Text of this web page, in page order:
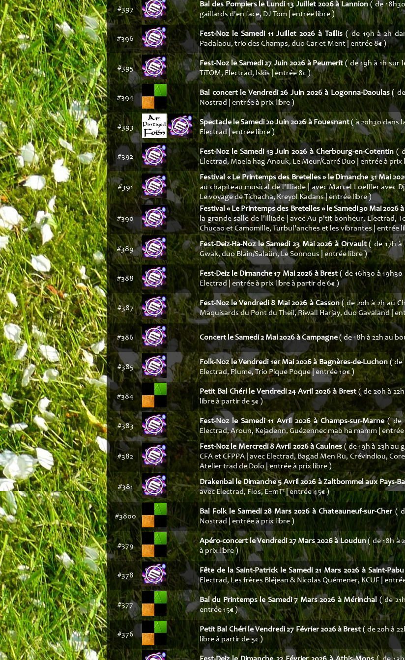
#397
Bal des Pompiers le Lundi 13 Juillet 2026 à Lannion( de
gaillards d'en face, DJ Tom | entrée libre )
#396
Fest-Noz le Samedi 11 Juillet 2026 à Taillis ( de 19h à 2h
Padalaou, trio des Champs, duo Car et Ment | entrée 8€ )
#395
Fest-Noz le Samedi 27 Juin 2026 à Peumerit( de 19h à 1h sur
TiTOM, Electrad, Iskis | entrée 8€ )
#394
Bal concert le Vendredi 26 Juin 2026 à Logonna-Daoulas( de
Nostrad | entrée à prix libre )
#393
Spectacle le Samedi 20 Juin 2026 à Fouesnant( à 20h30 dans
Electrad | entrée libre )
#392
Fest-Noz le Samedi 13 Juin 2026 à Cherbourg-en-Cotentin(
Electrad, Maela hag Anouk, Le Meur/Carré Duo | entrée à prix
#391
Festival « Le Printemps des Bretelles » le Dimanche 31 Mai
au chapiteau musical de l'Illiade | avec Marcel Loeffler avec
Le voyage de Tichacha, Kreyol Kadans | entrée libre )
#390
Festival « Le Printemps des Bretelles » le Samedi 30 Mai 2026
la grande salle de l'Illiade | avec Au p'tit bonheur, Electrad,
Chucao et Camomille, Turbul'anches et les vibrantes | entrée
#389
Fest-Deiz-Ha-Noz le Samedi 23 Mai 2026 à Orvault( de 17h à
Gwak, duo Blain/Salaün, Le Sonnous | entrée libre )
#388
Fest-Deiz le Dimanche 17 Mai 2026 à Brest ( de 16h30 à
Electrad | entrée à prix libre à partir de 6€ )
#387
Fest-Noz le Vendredi 8 Mai 2026 à Casson( de 20h à 2h au
Maquisards du Pont du Theil, Riwall Harjay, duo Gavaland |
#386 Concert le Samedi 2 Mai 2026 à Campagne( de 18h à 22h au
#385
Folk-Noz le Vendredi 1er Mai 2026 à Bagnères-de-Luchon ( de
Electrad, Plume, Trio Pique Poque | entrée 10€ )
#384
Petit Bal Chéri le Vendredi 24 Avril 2026 à Brest( de 20h à
libre à partir de 5€ )
#383
Fest-Noz le Samedi 11 Avril 2026 à Champs-sur-Marne ( de
Electrad, Aroun, Kejadenn, Guézennec mab ha mamm | entrée
#382
Fest-Noz le Mercredi 8 Avril 2026 à Caulnes( de 19h à 23h au
CFA et CFPPA | avec Electrad, Bagad Men Ru, Crévindiou,
Atelier trad de Dolo | entrée à prix libre )
#381
Drakenbal le Dimanche 5 Avril 2026 à Zaltbommel aux Pays-
avec Electrad, Flos, E=mT² | entrée 45€ )
#3800
Bal Folk le Samedi 28 Mars 2026 à Chateauneuf-sur-Cher(
Nostrad | entrée à prix libre )
#379
Apéro-concert le Vendredi 27 Mars 2026 à Loudun( de 18h à
à prix libre )
#378
Fête de la Saint-Patrick le Samedi 21 Mars 2026 à Saint-Pabu
Electrad, Les frères Bléjean & Nicolas Quémener, KCUF |
#377
Bal du Printemps le Samedi 7 Mars 2026 à Mérinchal ( de
entrée 15€ )
#376
Petit Bal Chéri le Vendredi 27 Février 2026 à Brest ( de 20h à
libre à partir de 5€ )